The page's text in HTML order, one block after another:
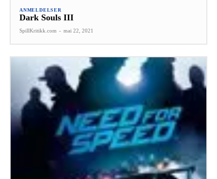
ANMELDELSER
Dark Souls III
SpillKritikk.com - mai 22, 2021